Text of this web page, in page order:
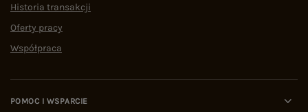
Historia transakcji
Oferty pracy
Współpraca
POMOC I WSPARCIE